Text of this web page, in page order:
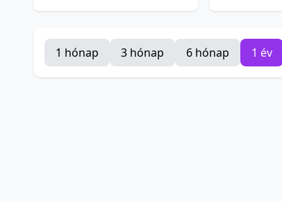
1 hónap 3 hónap 6 hónap 1 év